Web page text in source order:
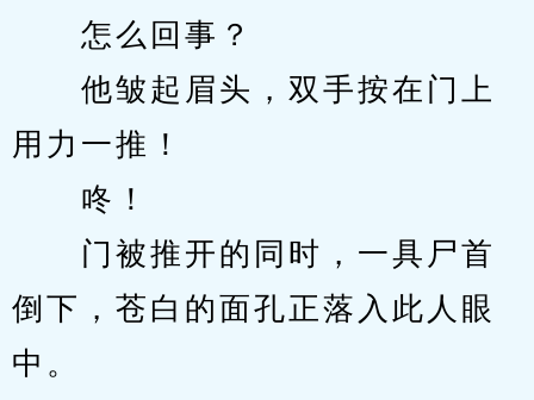
怎么回事？
他皱起眉头，双手按在门上
用力一推！
咚！
门被推开的同时，一具尸首
倒下，苍白的面孔正落入此人眼
中。